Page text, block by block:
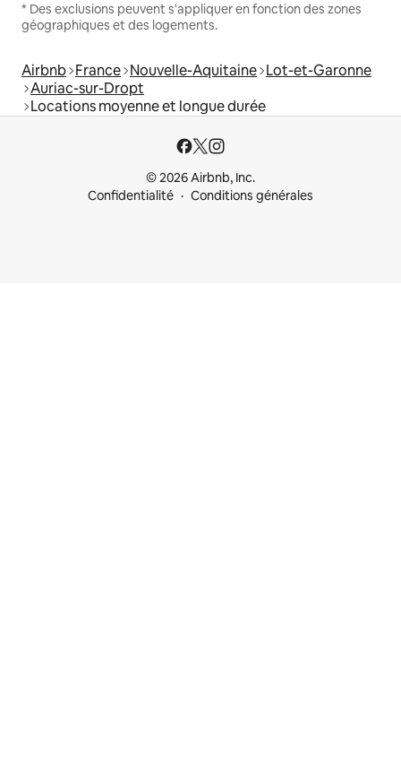
* Des exclusions peuvent s'appliquer en fonction des zones
géographiques et des logements.
Airbnb France Nouvelle-Aquitaine Lot-et-Garonne
Auriac-sur-Dropt
Locations moyenne et longue durée
© 2026 Airbnb, Inc.
Confidentialité
Conditions générales